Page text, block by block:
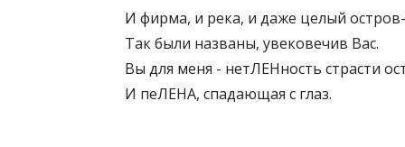
И фирма, и река, и даже целый остров-
Так были названы, увековечив Вас.
Вы для меня - нетЛЕНность страсти
И пеЛЕНА, спадающая с глаз.